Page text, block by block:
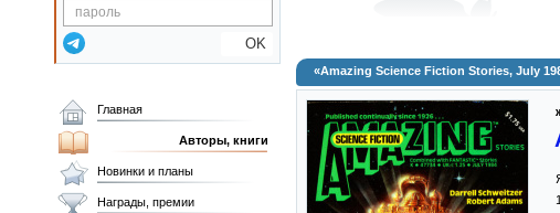
OK
«Amazing Science Fiction Stories, July
Главная
Авторы, книги
Новинки и планы
Награды, премии